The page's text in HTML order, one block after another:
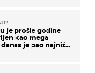
je prošle godine
kao mega
je pao najniže